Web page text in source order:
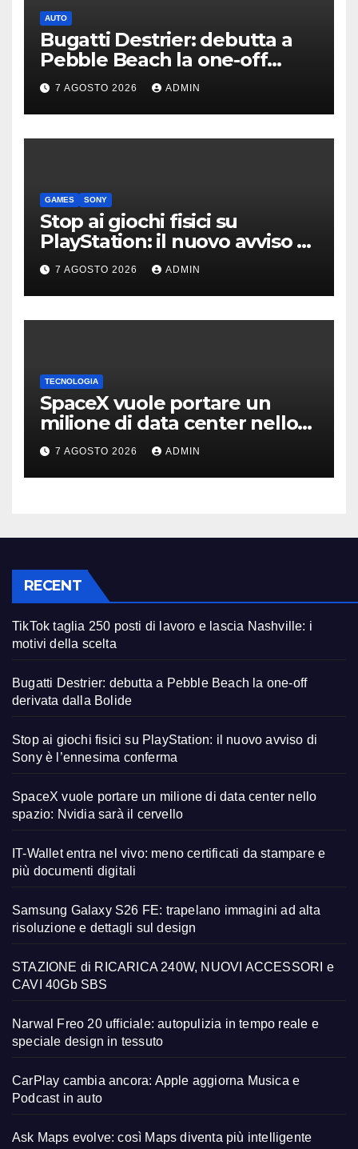
AUTO
Bugatti Destrier: debutta a
Pebble Beach la one-off
derivata dalla Bolide
7 AGOSTO 2026 ADMIN
GAMES SONY
Stop ai giochi fisici su
PlayStation: il nuovo avviso di
Sony è l’ennesima conferma
7 AGOSTO 2026 ADMIN
TECNOLOGIA
SpaceX vuole portare un
milione di data center nello
spazio: Nvidia sarà il cervello
7 AGOSTO 2026 ADMIN
RECENT
TikTok taglia 250 posti di lavoro e lascia Nashville: i
motivi della scelta
Bugatti Destrier: debutta a Pebble Beach la one-off
derivata dalla Bolide
Stop ai giochi fisici su PlayStation: il nuovo avviso di
Sony è l’ennesima conferma
SpaceX vuole portare un milione di data center nello
spazio: Nvidia sarà il cervello
IT-Wallet entra nel vivo: meno certificati da stampare e
più documenti digitali
Samsung Galaxy S26 FE: trapelano immagini ad alta
risoluzione e dettagli sul design
STAZIONE di RICARICA 240W, NUOVI ACCESSORI e
CAVI 40Gb SBS
Narwal Freo 20 ufficiale: autopulizia in tempo reale e
speciale design in tessuto
CarPlay cambia ancora: Apple aggiorna Musica e
Podcast in auto
Ask Maps evolve: così Maps diventa più intelligente